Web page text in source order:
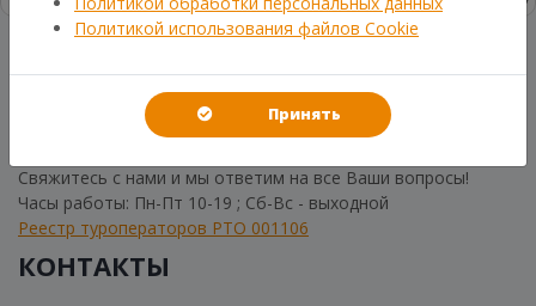
ВСЕГДА НА СВЯЗИ
Свяжитесь с нами и мы ответим на все Ваши вопросы!
Часы работы: Пн-Пт 10-19 ; Сб-Вс - выходной
Реестр туроператоров РТО 001106
КОНТАКТЫ
Политикой использования файлов Cookie
Принять